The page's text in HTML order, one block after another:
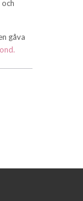
gåva